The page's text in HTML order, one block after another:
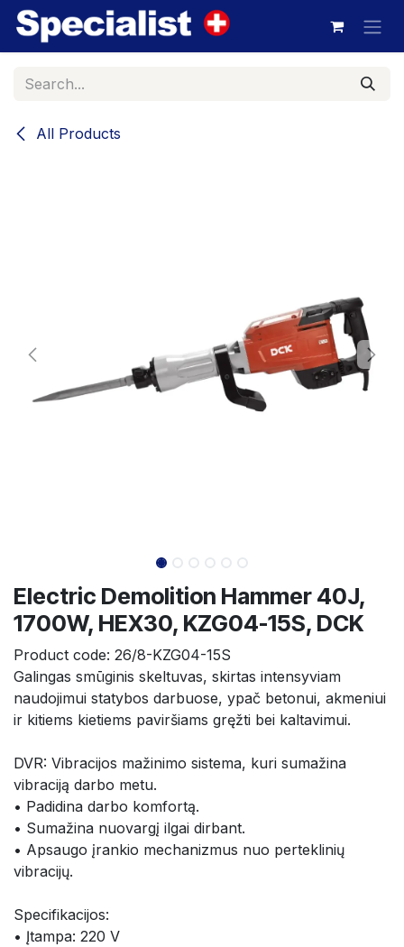
Skip to Content
All Products
Electric Demolition Hammer 40J,
1700W, HEX30, KZG04-15S, DCK
Product code: 26/8-KZG04-15S
Galingas smūginis skeltuvas, skirtas intensyviam
naudojimui statybos darbuose, ypač betonui, akmeniui
ir kitiems kietiems paviršiams gręžti bei kaltavimui.
DVR: Vibracijos mažinimo sistema, kuri sumažina
vibraciją darbo metu.
• Padidina darbo komfortą.
• Sumažina nuovargį ilgai dirbant.
• Apsaugo įrankio mechanizmus nuo perteklinių
vibracijų.
Specifikacijos:
• Įtampa: 220 V